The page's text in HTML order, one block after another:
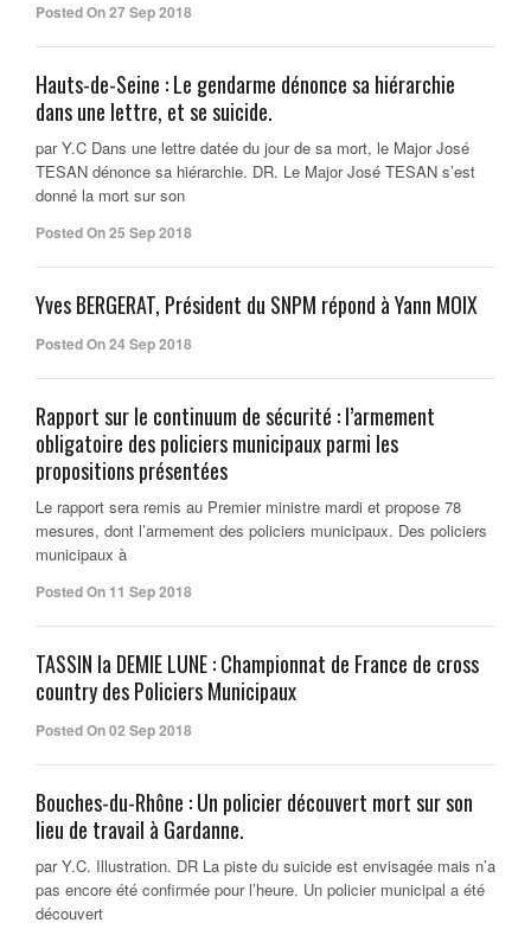
Posted On 27 Sep 2018
Hauts-de-Seine : Le gendarme dénonce sa hiérarchie
dans une lettre, et se suicide.
par Y.C Dans une lettre datée du jour de sa mort, le Major José
TESAN dénonce sa hiérarchie. DR. Le Major José TESAN s’est
donné la mort sur son
Posted On 25 Sep 2018
Yves BERGERAT, Président du SNPM répond à Yann MOIX
Posted On 24 Sep 2018
Rapport sur le continuum de sécurité : l’armement
obligatoire des policiers municipaux parmi les
propositions présentées
Le rapport sera remis au Premier ministre mardi et propose 78
mesures, dont l’armement des policiers municipaux. Des policiers
municipaux à
Posted On 11 Sep 2018
TASSIN la DEMIE LUNE : Championnat de France de cross
country des Policiers Municipaux
Posted On 02 Sep 2018
Bouches-du-Rhône : Un policier découvert mort sur son
lieu de travail à Gardanne.
par Y.C. Illustration. DR La piste du suicide est envisagée mais n’a
pas encore été confirmée pour l’heure. Un policier municipal a été
découvert